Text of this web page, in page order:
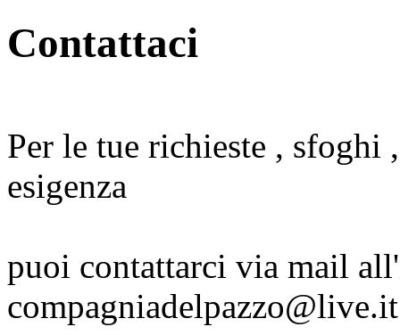
Contattaci
Per le tue richieste , sfoghi
esigenza
puoi contattarci via mail
compagniadelpazzo@live.it